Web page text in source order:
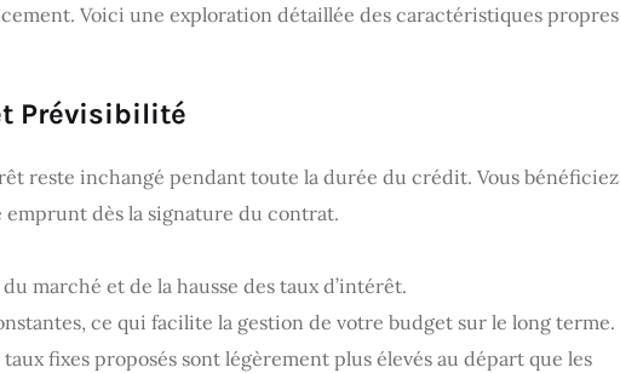
Voici une exploration détaillée des caractéristiques propres
Prévisibilité
reste inchangé pendant toute la durée du crédit. Vous bénéficiez
dès la signature du contrat.
marché et de la hausse des taux d’intérêt.
ce qui facilite la gestion de votre budget sur le long terme.
fixes proposés sont légèrement plus élevés au départ que les